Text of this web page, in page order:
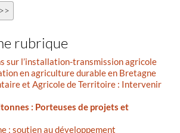
rubrique
sur l’installation-transmission agricole
en agriculture durable en Bretagne
et Agricole de Territoire : Intervenir
: Porteuses de projets et
: soutien au développement